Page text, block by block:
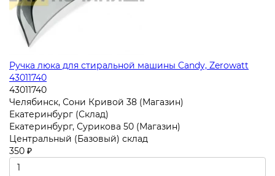
Ручка люка для стиральной машины Candy, Zerowatt
43011740
43011740
Челябинск, Сони Кривой 38 (Магазин)
Екатеринбург (Склад)
Екатеринбург, Сурикова 50 (Магазин)
Центральный (Базовый) склад
350 ₽